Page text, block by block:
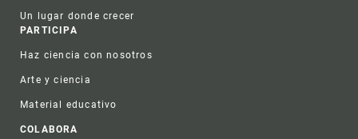
Un lugar donde crecer
PARTICIPA
Haz ciencia con nosotros
Arte y ciencia
Material educativo
COLABORA